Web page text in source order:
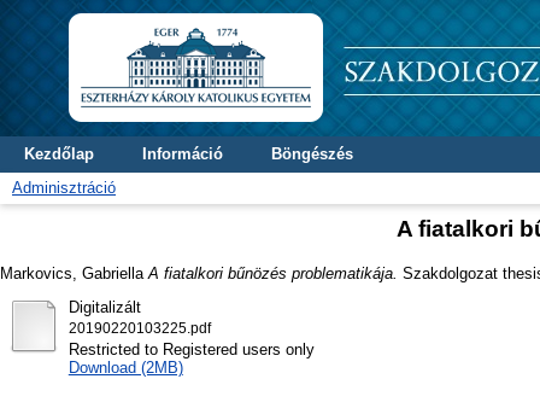
Kezdőlap Információ
Böngészés
Adminisztráció
A fiatalkori
Markovics, Gabriella A fiatalkori bűnözés problematikája. Szakdolgozat
Digitalizált
20190220103225.pdf
Restricted to Registered users only
Download (2MB)